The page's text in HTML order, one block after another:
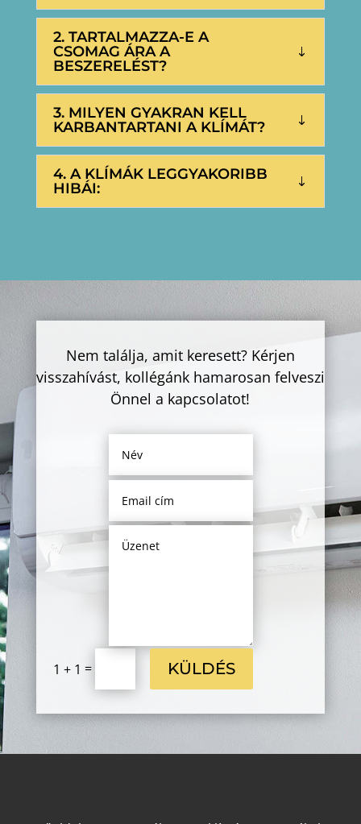
2. TARTALMAZZA-E A
CSOMAG ÁRA A
BESZERELÉST?
3. MILYEN GYAKRAN KELL
KARBANTARTANI A KLÍMÁT?
4. A KLÍMÁK LEGGYAKORIBB
HIBÁI:
Nem találja, amit keresett? Kérjen
visszahívást, kollégánk hamarosan felveszi
Önnel a kapcsolatot!
1 + 1 = KÜLDÉS